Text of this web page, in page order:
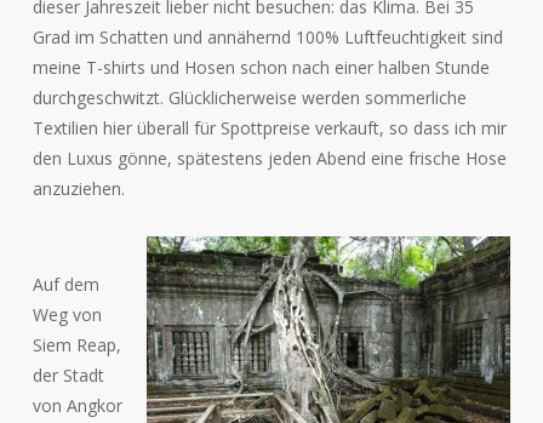
dieser Jahreszeit lieber nicht besuchen: das Klima. Bei 35
Grad im Schatten und annähernd 100% Luftfeuchtigkeit sind
meine T-shirts und Hosen schon nach einer halben Stunde
durchgeschwitzt. Glücklicherweise werden sommerliche
Textilien hier überall für Spottpreise verkauft, so dass ich mir
den Luxus gönne, spätestens jeden Abend eine frische Hose
anzuziehen.
Auf dem
Weg von
Siem Reap,
der Stadt
von Angkor